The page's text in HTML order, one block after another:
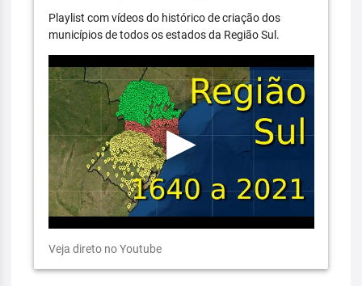
Playlist com vídeos do histórico de criação dos
municípios de todos os estados da Região Sul.
Veja direto no Youtube